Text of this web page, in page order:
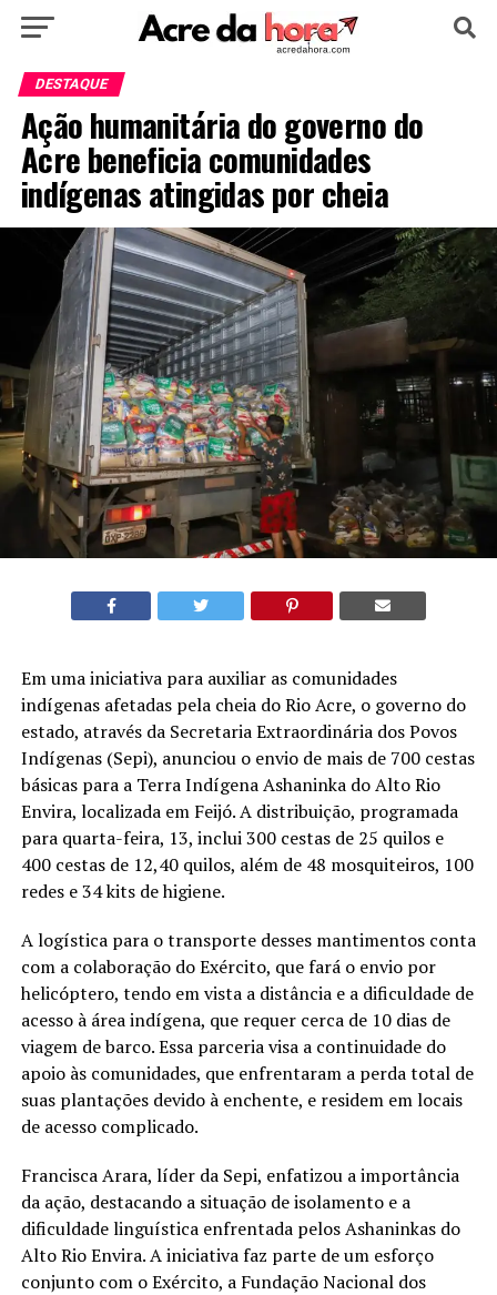
HOME
EDUCAÇÃO NOTÍCIA MUNDO
DESTAQUE
Ação humanitária do governo do
Acre beneficia comunidades
indígenas atingidas por cheia
Em uma iniciativa para auxiliar as comunidades
indígenas afetadas pela cheia do Rio Acre, o governo do
estado, através da Secretaria Extraordinária dos Povos
Indígenas (Sepi), anunciou o envio de mais de 700 cestas
básicas para a Terra Indígena Ashaninka do Alto Rio
Envira, localizada em Feijó. A distribuição, programada
para quarta-feira, 13, inclui 300 cestas de 25 quilos e
400 cestas de 12,40 quilos, além de 48 mosquiteiros, 100
redes e 34 kits de higiene.
A logística para o transporte desses mantimentos conta
com a colaboração do Exército, que fará o envio por
helicóptero, tendo em vista a distância e a dificuldade de
acesso à área indígena, que requer cerca de 10 dias de
viagem de barco. Essa parceria visa a continuidade do
apoio às comunidades, que enfrentaram a perda total de
suas plantações devido à enchente, e residem em locais
de acesso complicado.
Francisca Arara, líder da Sepi, enfatizou a importância
da ação, destacando a situação de isolamento e a
dificuldade linguística enfrentada pelos Ashaninkas do
Alto Rio Envira. A iniciativa faz parte de um esforço
conjunto com o Exército, a Fundação Nacional dos